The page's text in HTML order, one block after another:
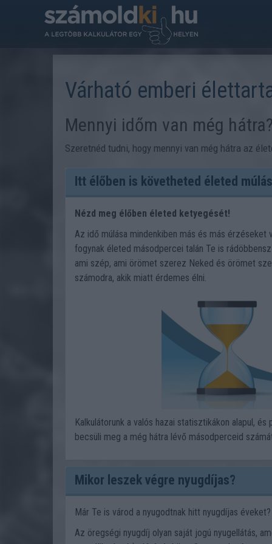
Várható emberi
Mennyi időm van még hátra?
Szeretnéd tudni, hogy mennyi van még hátra az
Itt élőben is követheted életed
Nézd meg élőben életed ketyegését!
Az idő múlása mindenkiben más és más érzéseket
fogynak életed másodpercei talán Te is
ami szép, ami örömet szerez Neked és örömet
számodra, akik miatt érdemes élni.
Kalkulátorunk a valós hazai statisztikákon alapul,
becsüli meg a még hátra lévő másodperceid
Mikor leszek végre nyugdíjas?
Már Te is várod a nyugodtnak hitt nyugdíjas
Az öregségi nyugdíj olyan saját jogú nyugellátás,